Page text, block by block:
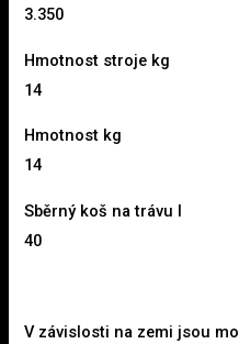
3.350
Hmotnost stroje kg
14
Hmotnost kg
14
Sběrný koš na trávu l
40
V závislosti na zemi jsou